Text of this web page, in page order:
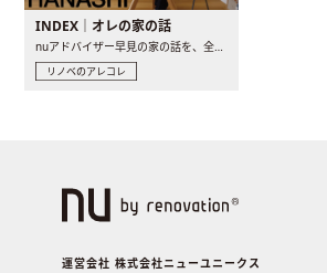
INDEX｜オレの家の話
nuアドバイザー早見の家の話を、全4話でお届け。リノベーションを..
リノベのアレコレ
運営会社 株式会社ニューユニークス